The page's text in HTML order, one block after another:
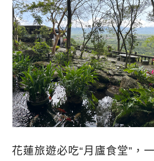
花蓮旅遊必吃“月廬食堂”，